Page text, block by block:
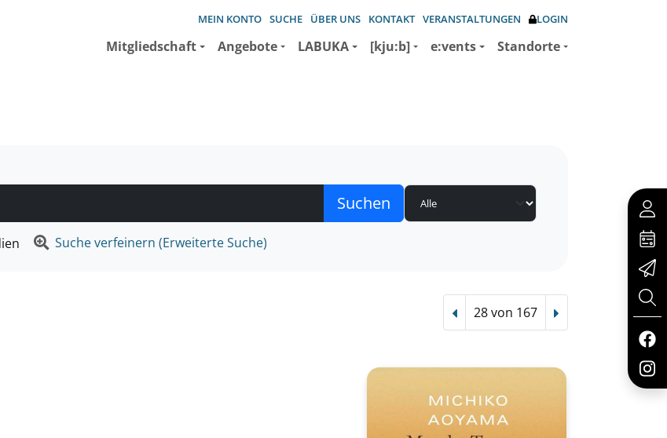
MEIN KONTO SUCHE ÜBER UNS KONTAKT VERANSTALTUNGEN LOGIN
Mitgliedschaft Angebote LABUKA [kju:b] e:vents Standorte
wollen.Suche verfeinern (Erweiterte Suche)
Vorheriger Treffer
28 von 167 Nächster Treffer